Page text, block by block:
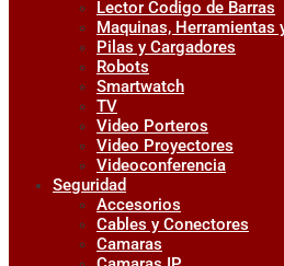
Lector Codigo de Barras
Maquinas, Herramientas
Pilas y Cargadores
Robots
Smartwatch
TV
Video Porteros
Video Proyectores
Videoconferencia
Seguridad
Accesorios
Cables y Conectores
Camaras